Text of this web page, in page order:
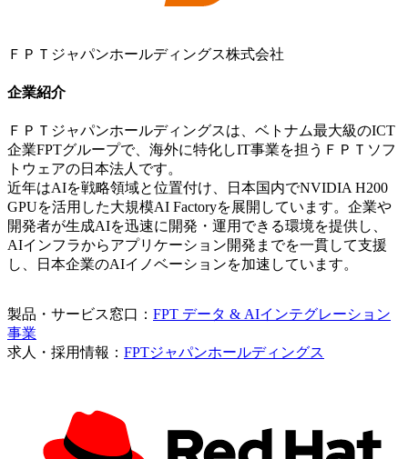
ＦＰＴジャパンホールディングス株式会社
企業紹介
ＦＰＴジャパンホールディングスは、ベトナム最大級のICT
企業FPTグループで、海外に特化しIT事業を担うＦＰＴソフ
トウェアの日本法人です。
近年はAIを戦略領域と位置付け、日本国内でNVIDIA H200
GPUを活用した大規模AI Factoryを展開しています。企業や
開発者が生成AIを迅速に開発・運用できる環境を提供し、
AIインフラからアプリケーション開発までを一貫して支援
し、日本企業のAIイノベーションを加速しています。
製品・サービス窓口： FPT データ & AIインテグレーション
事業
求人・採用情報： FPTジャパンホールディングス